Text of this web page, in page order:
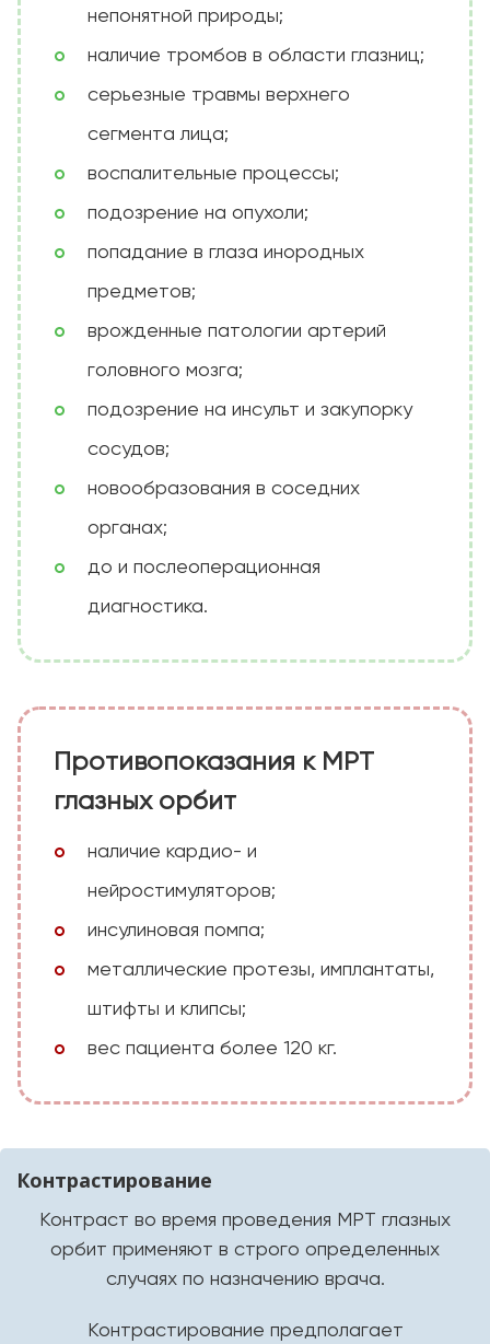
непонятной природы;
наличие тромбов в области глазниц;
серьезные травмы верхнего
сегмента лица;
воспалительные процессы;
подозрение на опухоли;
попадание в глаза инородных
предметов;
врожденные патологии артерий
головного мозга;
подозрение на инсульт и закупорку
сосудов;
новообразования в соседних
органах;
до и послеоперационная
диагностика.
Противопоказания к МРТ
глазных орбит
наличие кардио- и
нейростимуляторов;
инсулиновая помпа;
металлические протезы, имплантаты,
штифты и клипсы;
вес пациента более 120 кг.
Контрастирование
Контраст во время проведения МРТ глазных
орбит применяют в строго определенных
случаях по назначению врача.
Контрастирование предполагает